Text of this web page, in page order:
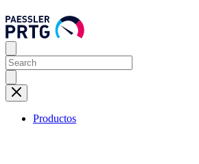
Productos